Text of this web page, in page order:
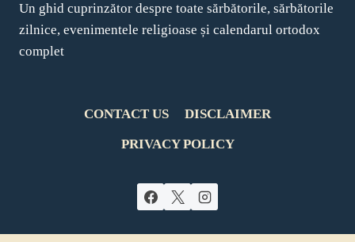
Un ghid cuprinzător despre toate sărbătorile, sărbătorile
zilnice, evenimentele religioase și calendarul ortodox
complet
CONTACT US
DISCLAIMER
PRIVACY POLICY